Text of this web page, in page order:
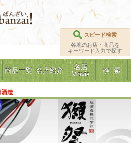
スピード検索
各地のお店・商品を
キーワード入力で探す
商品一覧 名店紹介
名店
Movie
検 索
酒造